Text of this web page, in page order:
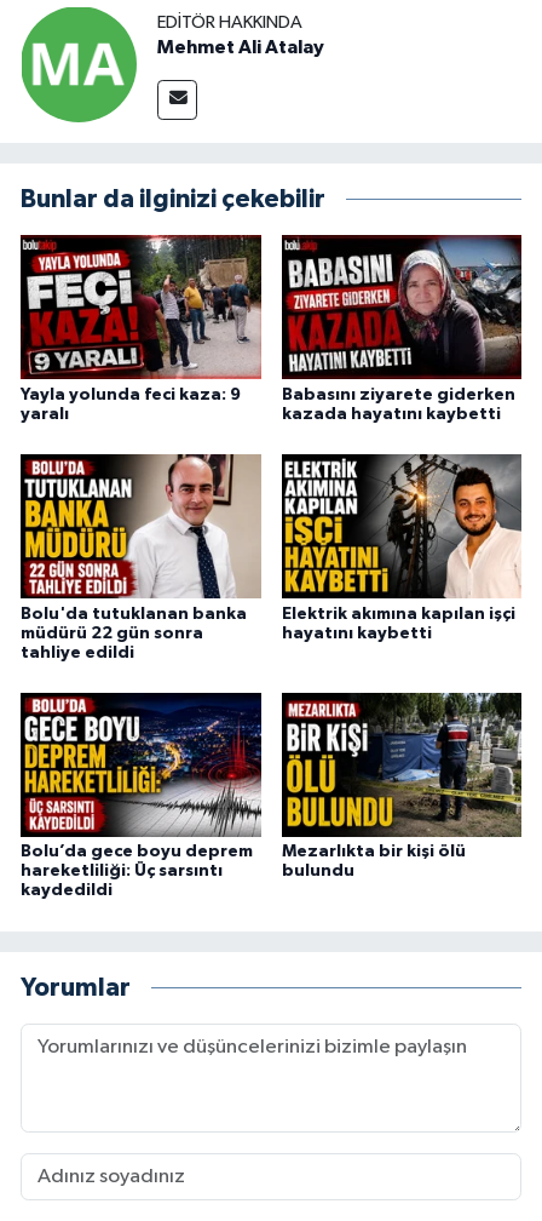
EDITÖR HAKKINDA
Mehmet Ali Atalay
Bunlar da ilginizi çekebilir
Yayla yolunda feci kaza: 9
yaralı
Babasını ziyarete giderken
kazada hayatını kaybetti
Bolu'da tutuklanan banka
müdürü 22 gün sonra
tahliye edildi
Elektrik akımına kapılan işçi
hayatını kaybetti
Bolu’da gece boyu deprem
hareketliliği: Üç sarsıntı
kaydedildi
Mezarlıkta bir kişi ölü
bulundu
Yorumlar